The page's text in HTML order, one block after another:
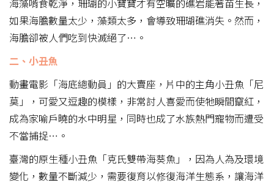
海藻啃食乾淨，珊瑚的小寶寶才有空曠的礁岩能著苗生長，
如果海膽數量太少，藻類太多，會導致珊瑚礁消失。然而，
海膽卻被人們吃到快滅絕了…。
二、小丑魚
動畫電影「海底總動員」的大賣座，片中的主角小丑魚「尼
莫」，可愛又逗趣的模樣，非常討人喜愛而使牠瞬間竄紅，
成為家喻戶曉的水中明星，同時也成了水族熱門寵物而遭受
不當捕捉…。
臺灣的原生種小丑魚「克氏雙帶海葵魚」，因為人為及環境
變化，數量不斷減少，需要復育以修復海洋生態系，讓海洋